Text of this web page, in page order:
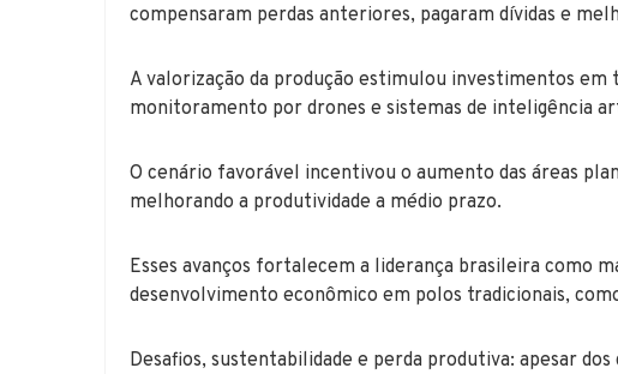
compensaram perdas anteriores, pagaram dívidas e
A valorização da produção estimulou investimentos
monitoramento por drones e sistemas de inteligência
O cenário favorável incentivou o aumento das áreas
melhorando a produtividade a médio prazo.
Esses avanços fortalecem a liderança brasileira como
desenvolvimento econômico em polos tradicionais,
Desafios, sustentabilidade e perda produtiva: apesar